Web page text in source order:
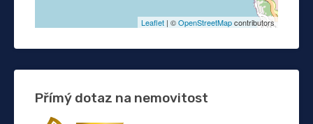
Leaflet | ©OpenStreetMapcontributors
Přímý dotaz na nemovitost